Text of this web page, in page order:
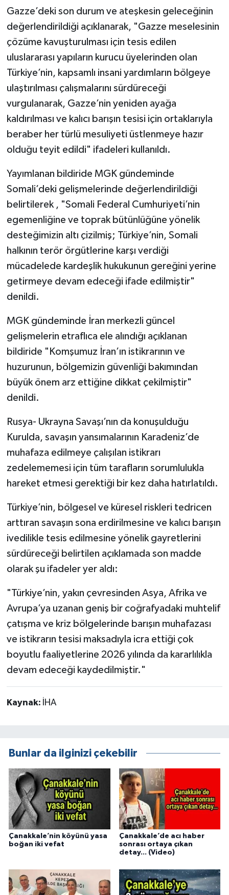
Gazze’deki son durum ve ateşkesin geleceğinin
değerlendirildiği açıklanarak, "Gazze meselesinin
çözüme kavuşturulması için tesis edilen
uluslararası yapıların kurucu üyelerinden olan
Türkiye’nin, kapsamlı insani yardımların bölgeye
ulaştırılması çalışmalarını sürdüreceği
vurgulanarak, Gazze’nin yeniden ayağa
kaldırılması ve kalıcı barışın tesisi için ortaklarıyla
beraber her türlü mesuliyeti üstlenmeye hazır
olduğu teyit edildi" ifadeleri kullanıldı.
Yayımlanan bildiride MGK gündeminde
Somali’deki gelişmelerinde değerlendirildiği
belirtilerek , "Somali Federal Cumhuriyeti’nin
egemenliğine ve toprak bütünlüğüne yönelik
desteğimizin altı çizilmiş; Türkiye’nin, Somali
halkının terör örgütlerine karşı verdiği
mücadelede kardeşlik hukukunun gereğini yerine
getirmeye devam edeceği ifade edilmiştir"
denildi.
MGK gündeminde İran merkezli güncel
gelişmelerin etraflıca ele alındığı açıklanan
bildiride "Komşumuz İran’ın istikrarının ve
huzurunun, bölgemizin güvenliği bakımından
büyük önem arz ettiğine dikkat çekilmiştir"
denildi.
Rusya- Ukrayna Savaşı’nın da konuşulduğu
Kurulda, savaşın yansımalarının Karadeniz’de
muhafaza edilmeye çalışılan istikrarı
zedelememesi için tüm tarafların sorumlulukla
hareket etmesi gerektiği bir kez daha hatırlatıldı.
Türkiye’nin, bölgesel ve küresel riskleri tedricen
arttıran savaşın sona erdirilmesine ve kalıcı barışın
ivedilikle tesis edilmesine yönelik gayretlerini
sürdüreceği belirtilen açıklamada son madde
olarak şu ifadeler yer aldı:
"Türkiye’nin, yakın çevresinden Asya, Afrika ve
Avrupa’ya uzanan geniş bir coğrafyadaki muhtelif
çatışma ve kriz bölgelerinde barışın muhafazası
ve istikrarın tesisi maksadıyla icra ettiği çok
boyutlu faaliyetlerine 2026 yılında da kararlılıkla
devam edeceği kaydedilmiştir."
Kaynak: İHA
Bunlar da ilginizi çekebilir
Çanakkale’nin köyünü yasa
boğan iki vefat
Çanakkale’de acı haber
sonrası ortaya çıkan
detay... (Video)